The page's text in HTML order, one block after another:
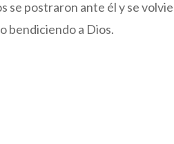
se postraron ante él y se
bendiciendo a Dios.